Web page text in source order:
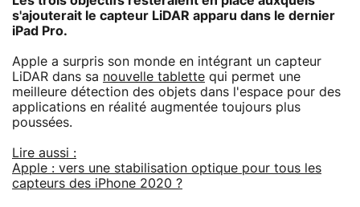
s'ajouterait le capteur LiDAR apparu dans le dernier
iPad Pro.
Apple a surpris son monde en intégrant un capteur
LiDAR dans sa nouvelle tablette qui permet une
meilleure détection des objets dans l'espace pour des
applications en réalité augmentée toujours plus
poussées.
Lire aussi :
Apple : vers une stabilisation optique pour tous les
capteurs des iPhone 2020 ?